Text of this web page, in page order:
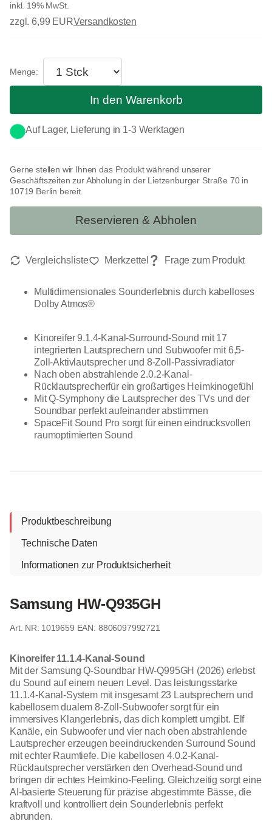
Multidimensionales Sounderlebnis durch kabelloses
Dolby Atmos®
Kinoreifer 9.1.4-Kanal-Surround-Sound mit 17
integrierten Lautsprechern und Subwoofer mit 6,5-
Zoll-Aktivlautsprecher und 8-Zoll-Passivradiator
Nach oben abstrahlende 2.0.2-Kanal-
Rücklautsprecherfür ein großartiges Heimkinogefühl
Mit Q-Symphony die Lautsprecher des TVs und der
Soundbar perfekt aufeinander abstimmen
SpaceFit Sound Pro sorgt für einen eindrucksvollen
raumoptimierten Sound
inkl. 19% MwSt.
zzgl. 6,99 EURVersandkosten
Gerne stellen wir Ihnen das Produkt während unserer
Geschäftszeiten zur Abholung in der Lietzenburger Straße 70 in
10719 Berlin bereit.
Reservieren & Abholen
Auf Lager, Lieferung in 1-3 Werktagen
In den Warenkorb
Produktbeschreibung
Technische Daten
Informationen zur Produktsicherheit
Samsung HW-Q935GH
1019659 EAN: 8806097992721
Kinoreifer 11.1.4-Kanal-Sound
Mit der Samsung Q-Soundbar HW-Q995GH (2026) erlebst
du Sound auf einem neuen Level. Das leistungsstarke
11.1.4-Kanal-System mit insgesamt 23 Lautsprechern und
kabellosem dualem 8-Zoll-Subwoofer sorgt für ein
immersives Klangerlebnis, das dich komplett umgibt. Elf
Kanäle, ein Subwoofer und vier nach oben abstrahlende
Lautsprecher erzeugen beeindruckenden Surround Sound
mit echter Raumtiefe. Die kabellosen 4.0.2-Kanal-
Rücklautsprecher verstärken den Overhead-Sound und
bringen dir echtes Heimkino-Feeling. Gleichzeitig sorgt eine
AI-basierte Steuerung für präzise abgestimmte Bässe, die
kraftvoll und kontrolliert dein Sounderlebnis perfekt
abrunden.